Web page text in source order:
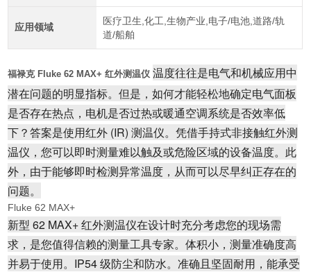
应用领域
医疗卫生,化工,生物产业,电子/电池,道路/轨
道/船舶
福禄克 Fluke 62 MAX+ 红外测温仪 温度往往是电气和机械应用中
潜在问题的明显指标。但是，如何才能轻松地确定电气面板
是否存在热点，电机是否过热或暖通空调系统是否效率低
下？答案是使用红外 (IR) 测温仪。凭借手持式非接触红外测
温仪，您可以即时测量难以触及或危险区域的设备温度。此
外，由于能够即时检测异常温度，从而可以尽早纠正存在的
问题。
Fluke 62 MAX+
新型 62 MAX+ 红外测温仪在设计时充分考虑您的现场需
求，是您值得信赖的测量工具专家。体积小，测量准确度高
并易于使用。IP54 级防尘和防水。准确且坚固耐用，能承受